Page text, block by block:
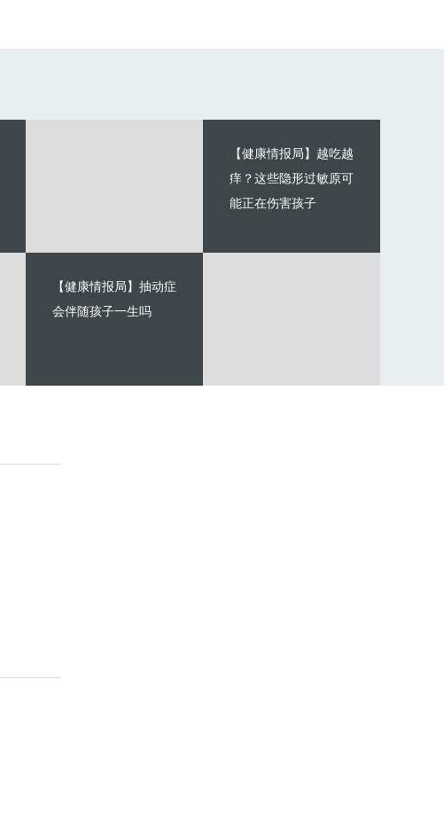
【健康情报局】越吃越
痒？这些隐形过敏原可
能正在伤害孩子
【健康情报局】抽动症
会伴随孩子一生吗